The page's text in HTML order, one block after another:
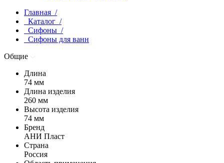
Главная /
Каталог /
Сифоны /
Сифоны для ванн
Общие
Длина
74 мм
Длина изделия
260 мм
Высота изделия
74 мм
Бренд
АНИ Пласт
Страна
Россия